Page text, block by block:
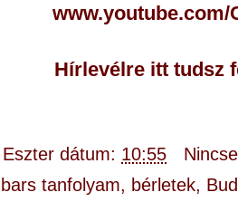
www.youtube.com/
Hírlevélre itt tudsz
dátum: 10:55
tanfolyam, bérletek,